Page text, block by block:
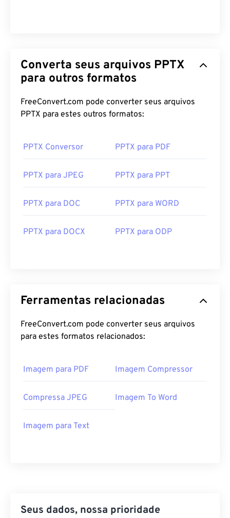
Converta seus arquivos PPTX
para outros formatos
FreeConvert.com pode converter seus arquivos
PPTX para estes outros formatos:
PPTX Conversor PPTX para PDF
PPTX para JPEG PPTX para PPT
PPTX para DOC PPTX para WORD
PPTX para DOCX PPTX para ODP
Ferramentas relacionadas
FreeConvert.com pode converter seus arquivos
para estes formatos relacionados:
Imagem para PDF Imagem Compressor
Compressa JPEG Imagem To Word
Imagem para Text
Seus dados, nossa prioridade